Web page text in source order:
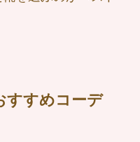
すすめコーデ